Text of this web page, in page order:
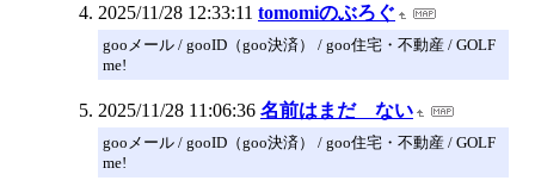
2025/11/28 12:33:11 tomomiのぶろぐ
gooメール / gooID（goo決済） / goo住宅・不動産 / GOLF
me!
2025/11/28 11:06:36 名前はまだ ない
gooメール / gooID（goo決済） / goo住宅・不動産 / GOLF
me!